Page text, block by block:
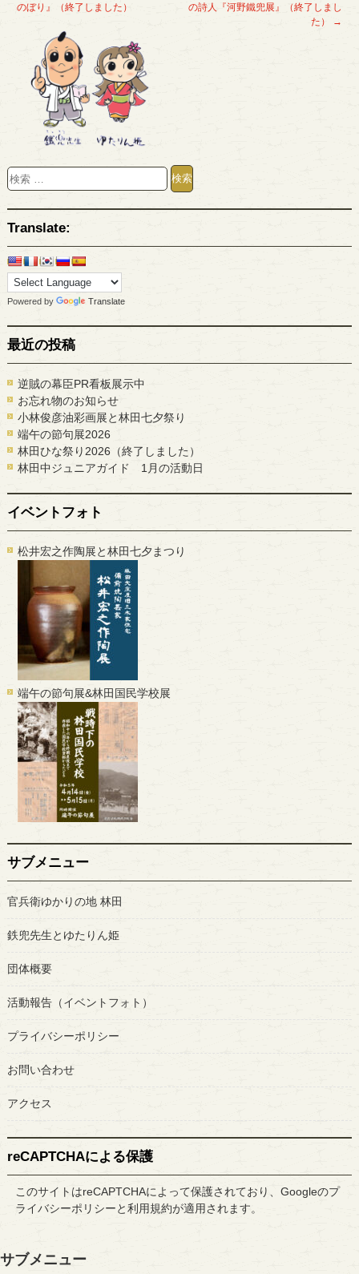
のぼり』（終了しました）
の詩人『河野鐵兜展』（終了しまし
た）
→
Translate:
Powered by Translate
最近の投稿
逆賊の幕臣PR看板展示中
お忘れ物のお知らせ
小林俊彦油彩画展と林田七夕祭り
端午の節句展2026
林田ひな祭り2026（終了しました）
林田中ジュニアガイド 1月の活動日
イベントフォト
松井宏之作陶展と林田七夕まつり
端午の節句展&林田国民学校展
サブメニュー
官兵衛ゆかりの地 林田
鉄兜先生とゆたりん姫
団体概要
活動報告（イベントフォト）
プライバシーポリシー
お問い合わせ
アクセス
reCAPTCHAによる保護
このサイトはreCAPTCHAによって保護されており、Googleのプ
ライバシーポリシーと利用規約が適用されます。
サブメニュー